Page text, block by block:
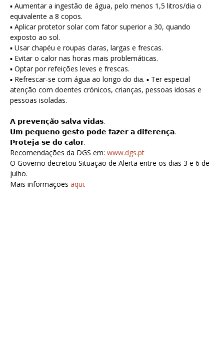
▪ Aumentar a ingestão de água, pelo menos 1,5 litros/dia o
equivalente a 8 copos.
▪ Aplicar protetor solar com fator superior a 30, quando
exposto ao sol.
▪ Usar chapéu e roupas claras, largas e frescas.
▪ Evitar o calor nas horas mais problemáticas.
▪ Optar por refeições leves e frescas.
▪ Refrescar-se com água ao longo do dia. ▪ Ter especial
atenção com doentes crónicos, crianças, pessoas idosas e
pessoas isoladas.
𝗔 𝗽𝗿𝗲𝘃𝗲𝗻𝗰̧𝗮̃𝗼 𝘀𝗮𝗹𝘃𝗮 𝘃𝗶𝗱𝗮𝘀.
𝗨𝗺 𝗽𝗲𝗾𝘂𝗲𝗻𝗼 𝗴𝗲𝘀𝘁𝗼 𝗽𝗼𝗱𝗲 𝗳𝗮𝘇𝗲𝗿 𝗮 𝗱𝗶𝗳𝗲𝗿𝗲𝗻𝗰̧𝗮.
𝗣𝗿𝗼𝘁𝗲𝗷𝗮-𝘀𝗲 𝗱𝗼 𝗰𝗮𝗹𝗼𝗿.
Recomendações da DGS em: www.dgs.pt
O Governo decretou Situação de Alerta entre os dias 3 e 6 de
julho.
Mais informações aqui.